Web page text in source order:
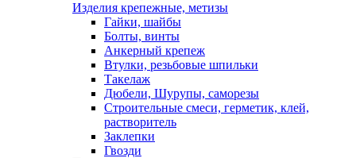
Изделия крепежные, метизы
Гайки, шайбы
Болты, винты
Анкерный крепеж
Втулки, резьбовые шпильки
Такелаж
Дюбели, Шурупы, саморезы
Строительные смеси, герметик, клей,
растворитель
Заклепки
Гвозди